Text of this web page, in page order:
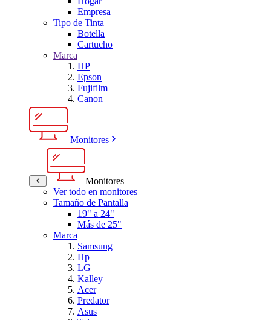
Empresa
Tipo de Tinta
Botella
Cartucho
Marca
HP
Epson
Fujifilm
Canon
Monitores
Monitores
Ver todo en monitores
Tamaño de Pantalla
19" a 24"
Más de 25"
Marca
Samsung
Hp
LG
Kalley
Acer
Predator
Asus